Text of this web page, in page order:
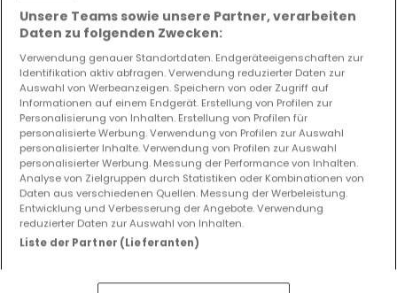
Renditeobjekt zum Kauf inEsch-sur-Alzette
1.425.000 €
307 m²
Unsere Teams sowie unsere Partner, verarbeiten
Daten zu folgenden Zwecken:
Verwendung genauer Standortdaten. Endgeräteeigenschaften zur
Identifikation aktiv abfragen. Verwendung reduzierter Daten zur
Auswahl von Werbeanzeigen. Speichern von oder Zugriff auf
Informationen auf einem Endgerät. Erstellung von Profilen zur
Personalisierung von Inhalten. Erstellung von Profilen für
personalisierte Werbung. Verwendung von Profilen zur Auswahl
personalisierter Inhalte. Verwendung von Profilen zur Auswahl
personalisierter Werbung. Messung der Performance von Inhalten.
Analyse von Zielgruppen durch Statistiken oder Kombinationen von
Daten aus verschiedenen Quellen. Messung der Werbeleistung.
Entwicklung und Verbesserung der Angebote. Verwendung
reduzierter Daten zur Auswahl von Inhalten.
Liste der Partner (Lieferanten)